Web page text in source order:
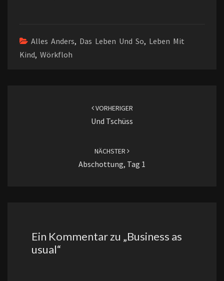
Alles Anders, Das Leben Und So, Leben Mit
Kind, Wörkfloh
VORHERIGER
Und Tschüss
NÄCHSTER
Abschottung, Tag 1
Ein Kommentar zu „Business as
usual“